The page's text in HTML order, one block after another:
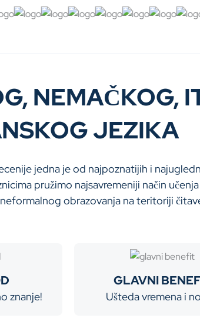
NEMAČKOG,
JEZIKA
jedna je od najpoznatijih i
pružimo najsavremeniji način
obrazovanja na teritoriji
znanje!
GLAVNI
Ušteda vremenai